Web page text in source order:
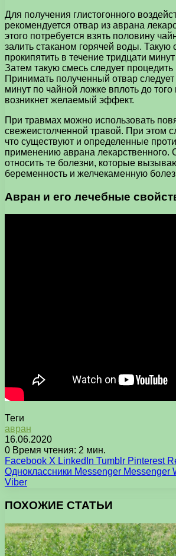
Для получения глистогонного
рекомендуется отвар из аврана
этого потребуется взять половину
залить стаканом горячей воды. Такую
прокипятить в течение тридцати
Затем такую смесь следует
Принимать полученный отвар
минут по чайной ложке вплоть до
возникнет желаемый эффект.
При травмах можно использовать
свежеистолченной травой. При этом
что существуют и определенные
применению аврана лекарственного.
относить те болезни, которые
беременность и желчекаменную
Авран и его лечебные
Теги
авран
16.06.2020
0 Время чтения: 2 мин.
Facebook X LinkedIn Tumblr Pinterest
Одноклассники Messenger Messenger
Viber
ПОХОЖИЕ СТАТЬИ